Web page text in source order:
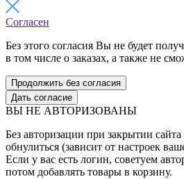
Согласен
Без этого согласия Вы не будет
в том числе о заказах, а также не
Продолжить без согласия
Дать согласие
ВЫ НЕ АВТОРИЗОВАНЫ
Без авторизации при закрытии
обнулиться (зависит от настроек
Если у вас есть логин, советуем
потом добавлять товары в корзину.